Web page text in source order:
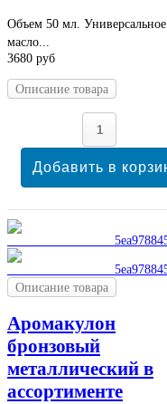
Объем 50 мл. Универсальное
масло...
3680 руб
Описание товара
Описание товара
Аромакулон
бронзовый
металлический в
ассортименте